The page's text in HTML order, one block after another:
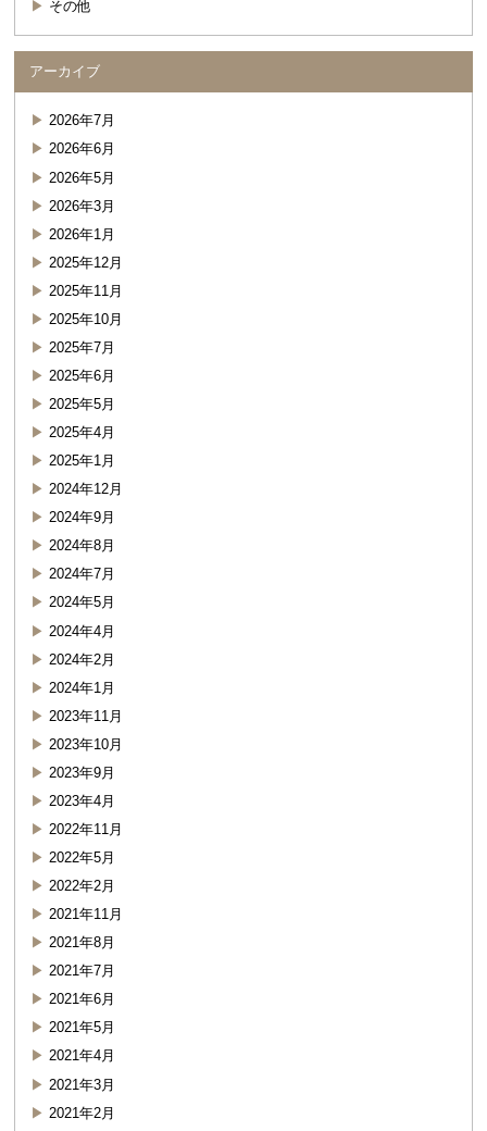
その他
アーカイブ
2026年7月
2026年6月
2026年5月
2026年3月
2026年1月
2025年12月
2025年11月
2025年10月
2025年7月
2025年6月
2025年5月
2025年4月
2025年1月
2024年12月
2024年9月
2024年8月
2024年7月
2024年5月
2024年4月
2024年2月
2024年1月
2023年11月
2023年10月
2023年9月
2023年4月
2022年11月
2022年5月
2022年2月
2021年11月
2021年8月
2021年7月
2021年6月
2021年5月
2021年4月
2021年3月
2021年2月